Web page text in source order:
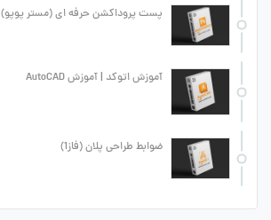
پست پروداکشن حرفه ای (مستر پوپو)
آموزش اتوکد | آموزش AutoCAD
ضوابط طراحی پلان (فاز1)